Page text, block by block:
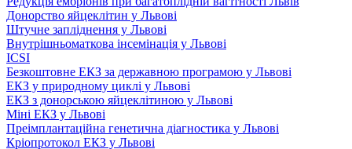
Донорство яйцеклітин у Львові
Штучне запліднення у Львові
Внутрішньоматкова інсемінація у Львові
ICSI
Безкоштовне ЕКЗ за державною програмою у Львові
ЕКЗ у природному циклі у Львові
ЕКЗ з донорською яйцеклітиною у Львові
Міні ЕКЗ у Львові
Преімплантаційна генетична діагностика у Львові
Кріопротокол ЕКЗ у Львові